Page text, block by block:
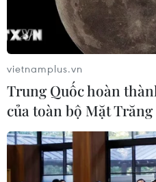
vietnamplus.vn
Trung Quốc hoàn
của toàn bộ Mặt Trăng